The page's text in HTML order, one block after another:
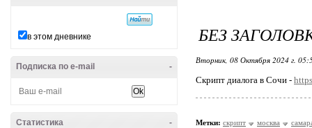
в этом дневнике
-
Подписка по e-mail
-
Статистика
БЕЗ
Вторник, 08 Октября 2024 г.
Скрипт диалога в Сочи -
Метки: скрипт москва